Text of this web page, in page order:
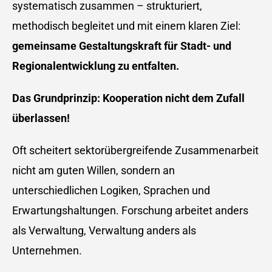
systematisch zusammen – strukturiert,
methodisch begleitet und mit einem klaren Ziel:
gemeinsame Gestaltungskraft für Stadt- und
Regionalentwicklung zu entfalten.
Das Grundprinzip: Kooperation nicht dem Zufall
überlassen!
Oft scheitert sektorübergreifende Zusammenarbeit
nicht am guten Willen, sondern an
unterschiedlichen Logiken, Sprachen und
Erwartungshaltungen. Forschung arbeitet anders
als Verwaltung, Verwaltung anders als
Unternehmen.